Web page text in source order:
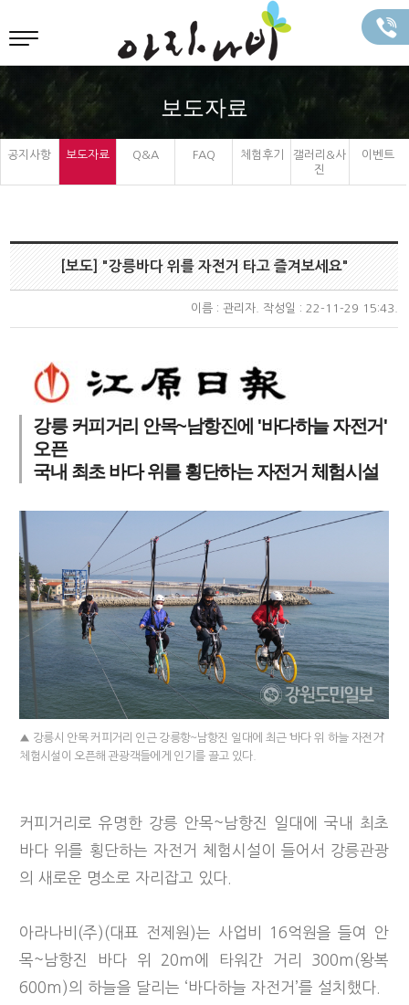
보도자료
공지사항 보도자료 Q&A FAQ 체험후기
갤러리&사
진
이벤트
[보도] "강릉바다 위를 자전거 타고 즐겨보세요"
이름 : 관리자 . 작성일 : 22-11-29 15:43.
강릉 커피거리 안목~남항진에 '바다하늘 자전거'
오픈
국내 최초 바다 위를 횡단하는 자전거 체험시설
▲ 강릉시 안목 커피거리 인근 강릉항~남항진 일대에 최근 ‘바다 위 하늘 자전거’
체험시설이 오픈해 관광객들에게 인기를 끌고 있다.
커피거리로 유명한 강릉 안목~남항진 일대에 국내 최초
바다 위를 횡단하는 자전거 체험시설이 들어서 강릉관광
의 새로운 명소로 자리잡고 있다.
아라나비(주)(대표 전제원)는 사업비 16억원을 들여 안
목~남항진 바다 위 20m에 타워간 거리 300m(왕복
600m)의 하늘을 달리는 ‘바다하늘 자전거’를 설치했다.